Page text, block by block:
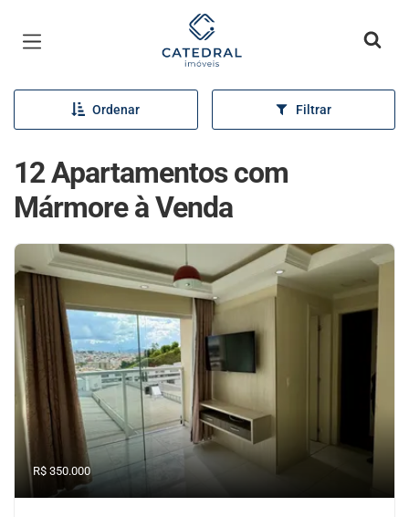
Página inicial
Ordenar Filtrar
12 Apartamentos com
Mármore à Venda
R$ 350.000